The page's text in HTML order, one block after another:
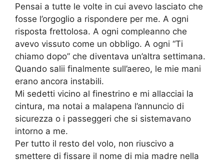
Pensai a tutte le volte in cui avevo lasciato che
fosse l’orgoglio a rispondere per me. A ogni
risposta frettolosa. A ogni compleanno che
avevo vissuto come un obbligo. A ogni “Ti
chiamo dopo” che diventava un’altra settimana.
Quando salii finalmente sull’aereo, le mie mani
erano ancora instabili.
Mi sedetti vicino al finestrino e mi allacciai la
cintura, ma notai a malapena l’annuncio di
sicurezza o i passeggeri che si sistemavano
intorno a me.
Per tutto il resto del volo, non riuscivo a
smettere di fissare il nome di mia madre nella